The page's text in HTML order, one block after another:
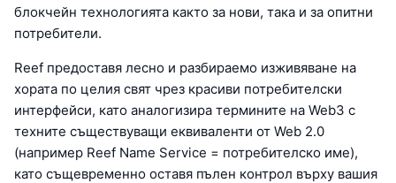
блокчейн технологията както за нови, така и за опитни
потребители.
Reef предоставя лесно и разбираемо изживяване на
хората по целия свят чрез красиви потребителски
интерфейси, като аналогизира термините на Web3 с
техните съществуващи еквиваленти от Web 2.0
(например Reef Name Service = потребителско име),
като същевременно оставя пълен контрол върху вашия